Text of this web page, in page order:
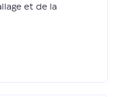
et de la